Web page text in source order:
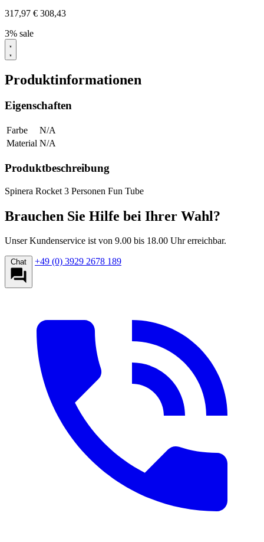
317,97 € 308,43
3% sale
Produktinformationen
Eigenschaften
Farbe
N/A
Material N/A
Produktbeschreibung
Spinera Rocket 3 Personen Fun Tube
Brauchen Sie Hilfe bei Ihrer Wahl?
Unser Kundenservice ist von 9.00 bis 18.00 Uhr erreichbar.
Chat +49 (0) 3929 2678 189